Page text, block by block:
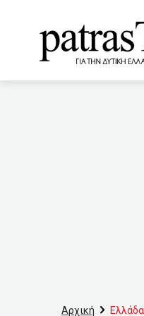
Αρχική Ελλάδα